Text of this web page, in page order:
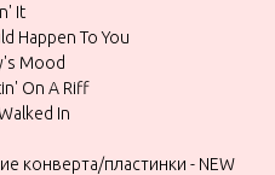
It
Happen To You
Mood
On A Riff
In
конверта/пластинки - NEW